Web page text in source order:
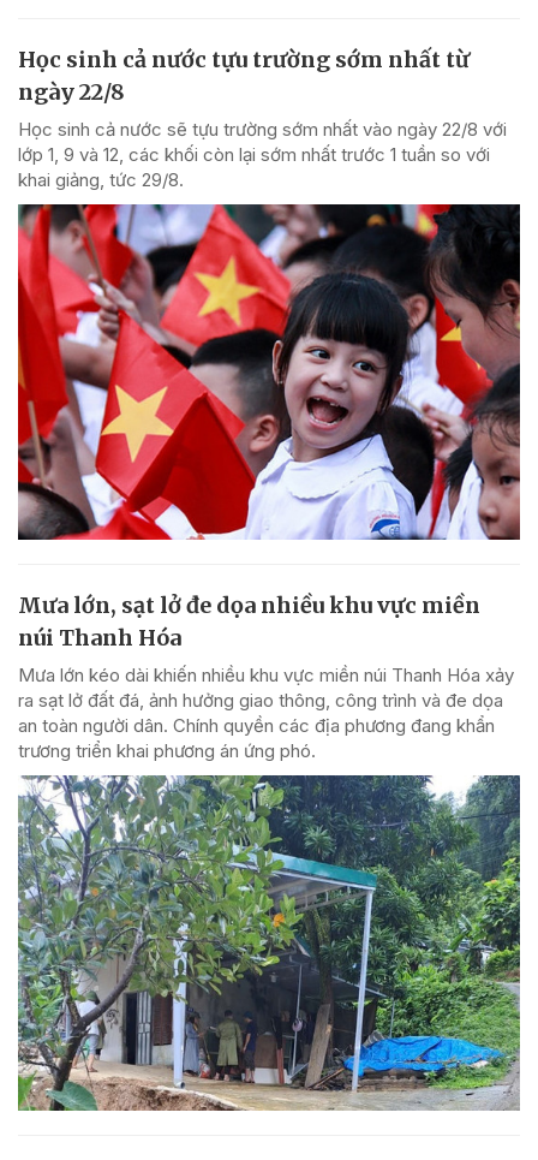
Học sinh cả nước tựu trường sớm nhất từ
ngày 22/8
Học sinh cả nước sẽ tựu trường sớm nhất vào ngày 22/8 với
lớp 1, 9 và 12, các khối còn lại sớm nhất trước 1 tuần so với
khai giảng, tức 29/8.
Mưa lớn, sạt lở đe dọa nhiều khu vực miền
núi Thanh Hóa
Mưa lớn kéo dài khiến nhiều khu vực miền núi Thanh Hóa xảy
ra sạt lở đất đá, ảnh hưởng giao thông, công trình và đe dọa
an toàn người dân. Chính quyền các địa phương đang khẩn
trương triển khai phương án ứng phó.